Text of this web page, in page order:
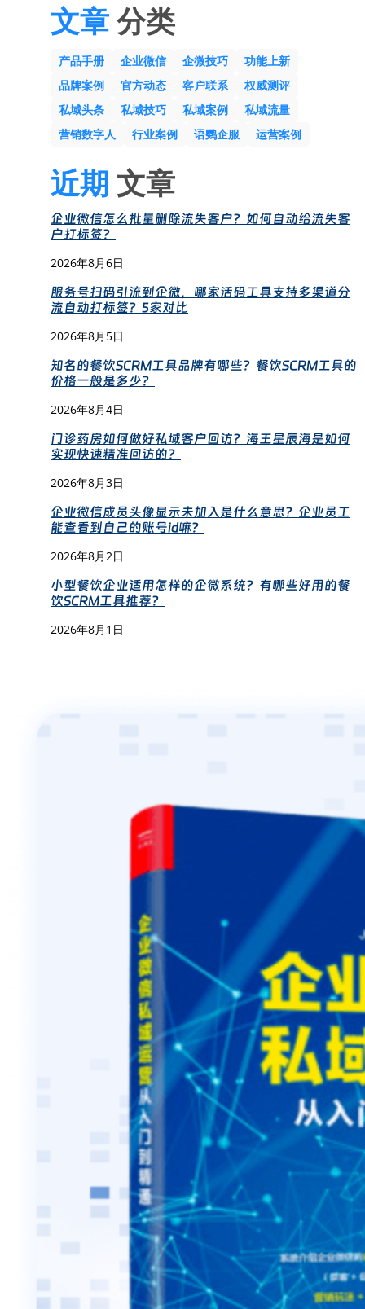
文章分类
产品手册 企业微信 企微技巧
功能上新
品牌案例
官方动态 客户联系
权威测评
私域头条
私域技巧 私域案例
私域流量
营销数字人
行业案例 语鹦企服 运营案例
近期 文章
企业微信怎么批量删除流失客户？如何自动给流失客
户打标签？
2026年8月6日
服务号扫码引流到企微，哪家活码工具支持多渠道分
流自动打标签？5家对比
2026年8月5日
知名的餐饮SCRM工具品牌有哪些？餐饮SCRM工具的
价格一般是多少？
2026年8月4日
门诊药房如何做好私域客户回访？海王星辰海是如何
实现快速精准回访的？
2026年8月3日
企业微信成员头像显示未加入是什么意思？企业员工
能查看到自己的账号id嘛？
2026年8月2日
小型餐饮企业适用怎样的企微系统？有哪些好用的餐
饮SCRM工具推荐？
2026年8月1日